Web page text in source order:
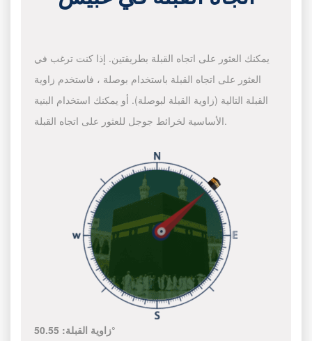
يمكنك العثور على اتجاه القبلة بطريقتين. إذا كنت ترغب في
العثور على اتجاه القبلة باستخدام بوصلة ، فاستخدم زاوية
القبلة التالية (زاوية القبلة لبوصلة). أو يمكنك استخدام البنية
الأساسية لخرائط جوجل للعثور على اتجاه القبلة.
زاوية القبلة:50.55°